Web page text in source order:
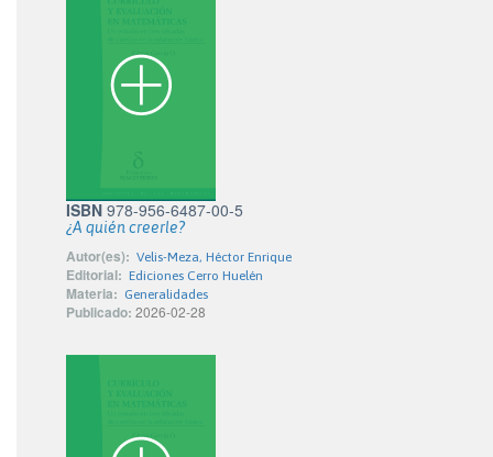
ISBN 978-956-6487-00-5
¿A quién creerle?
Autor(es): Velis-Meza, Héctor Enrique
Editorial: Ediciones Cerro Huelén
Materia: Generalidades
Publicado: 2026-02-28